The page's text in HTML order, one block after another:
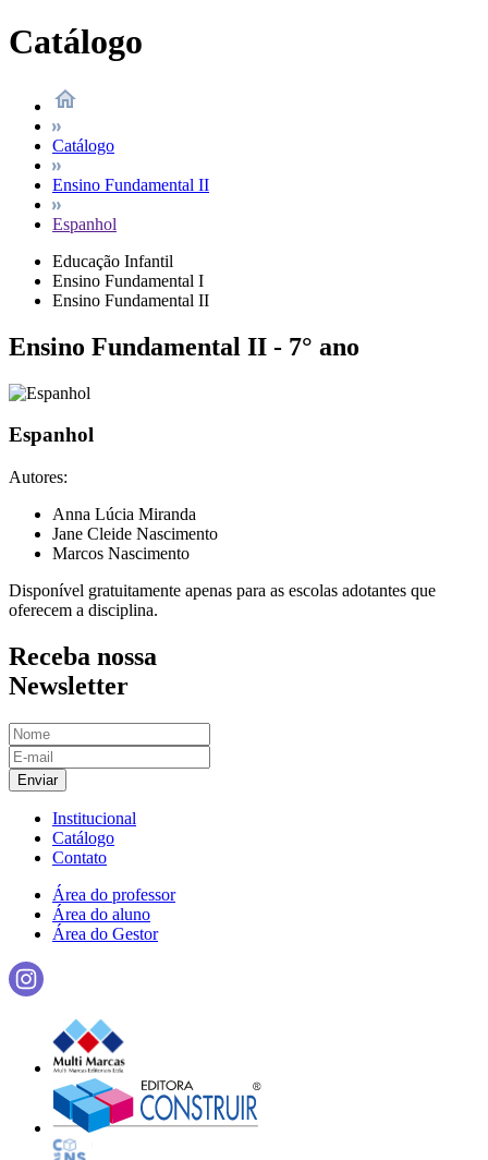
Catálogo
Catálogo
Ensino Fundamental II
Espanhol
Educação Infantil
Ensino Fundamental I
Ensino Fundamental II
Ensino Fundamental II - 7° ano
Espanhol
Autores:
Anna Lúcia Miranda
Jane Cleide Nascimento
Marcos Nascimento
Disponível gratuitamente apenas para as escolas adotantes que
oferecem a disciplina.
Receba nossa
Newsletter
Enviar
Institucional
Catálogo
Contato
Área do professor
Área do aluno
Área do Gestor